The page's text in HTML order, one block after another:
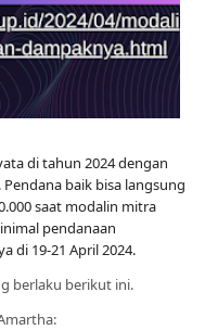
di tahun 2024 dengan
baik bisa langsung
saat modalin mitra
pendanaan
di 19-21 April 2024.
berlaku berikut ini.